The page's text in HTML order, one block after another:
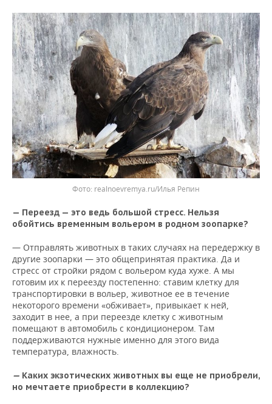
realnoevremya.ru/Илья Репин
— Переезд — это ведь большой стресс. Нельзя
обойтись временным вольером в родном зоопарке?
— Отправлять животных в таких случаях на передержку в
другие зоопарки — это общепринятая практика. Да и
стресс от стройки рядом с вольером куда хуже. А мы
готовим их к переезду постепенно: ставим клетку для
транспортировки в вольер, животное ее в течение
некоторого времени «обживает», привыкает к ней,
заходит в нее, а при переезде клетку с животным
помещают в автомобиль с кондиционером. Там
поддерживаются нужные именно для этого вида
температура, влажность.
— Каких экзотических животных вы еще не приобрели,
но мечтаете приобрести в коллекцию?